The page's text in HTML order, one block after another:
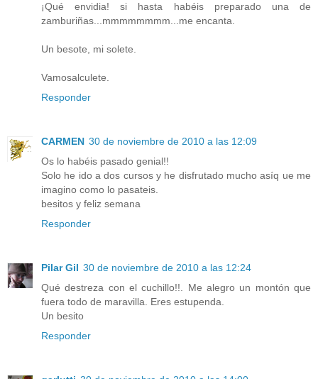
¡Qué envidia! si hasta habéis preparado una de
zamburiñas...mmmmmmmm...me encanta.
Un besote, mi solete.
Vamosalculete.
Responder
CARMEN 30 de noviembre de 2010 a las 12:09
Os lo habéis pasado genial!!
Solo he ido a dos cursos y he disfrutado mucho asíq ue me
imagino como lo pasateis.
besitos y feliz semana
Responder
Pilar Gil 30 de noviembre de 2010 a las 12:24
Qué destreza con el cuchillo!!. Me alegro un montón que
fuera todo de maravilla. Eres estupenda.
Un besito
Responder